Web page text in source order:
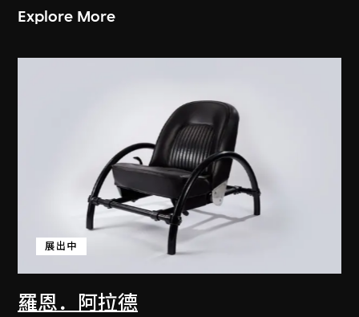
Explore More
羅恩．阿拉德
展出中